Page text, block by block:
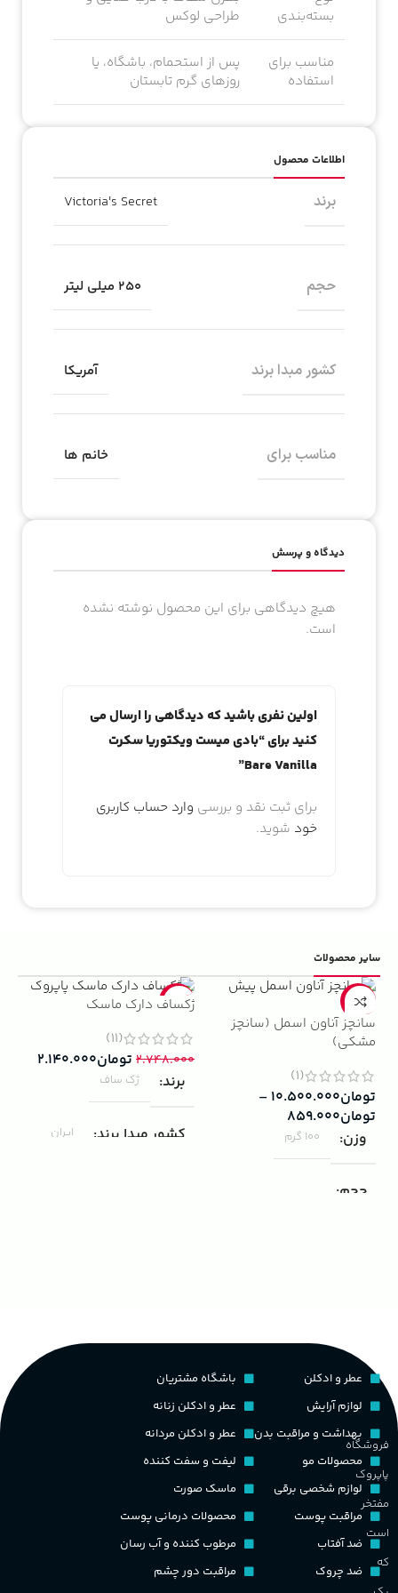
بسته‌بندی
طراحی لوکس
مناسب برای
استفاده
پس از استحمام، باشگاه، یا
روزهای گرم تابستان
اطلاعات محصول
برند Victoria's Secret
حجم ۲۵۰ میلی لیتر
کشور مبدا برند آمریکا
مناسب برای خانم ها
دیدگاه و پرسش
هیچ دیدگاهی برای این محصول نوشته نشده
است.
اولین نفری باشید که دیدگاهی را ارسال می
کنید برای “بادی میست ویکتوریا سکرت
Bare Vanilla”
برای ثبت نقد و بررسی وارد حساب کاربری
خود شوید.
سایر محصولات
-13%
سانچز آناون اسمل (سانچز
مشکی)
(1)
تومان۱۰.۵۰۰.۰۰۰ –
تومان۸۵۹.۰۰۰
وزن
100 گرم
حجم
کشور مبدا برند
طبع تلخ
غلظت
اکسترکت دو پرفیوم
گروه بویایی میوه ای
-22%
ژکساف دارک ماسک
(11)
۲.۷۴۸.۰۰۰ تومان۲.۱۴۰.۰۰۰
برند
ژک ساف
کشور مبدا برند ایران
میوه‌ها و مرکبات، وانیل،
فروشگاه
پاپروک
مفتخر
است
که
عطر و ادکلن
لوازم آرایش
بهداشت و مراقبت بدن
محصولات مو
لوازم شخصی برقی
مراقبت پوست
ضد آفتاب
ضد چروک
باشگاه مشتریان
عطر و ادکلن زنانه
عطر و ادکلن مردانه
لیفت و سفت کننده
ماسک صورت
محصولات درمانی پوست
مرطوب کننده و آب رسان
مراقبت دور چشم